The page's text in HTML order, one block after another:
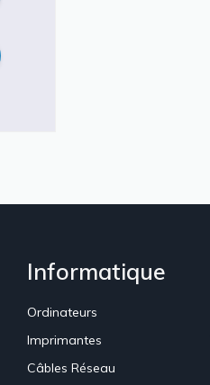
Informatique
Ordinateurs
Imprimantes
Câbles Réseau